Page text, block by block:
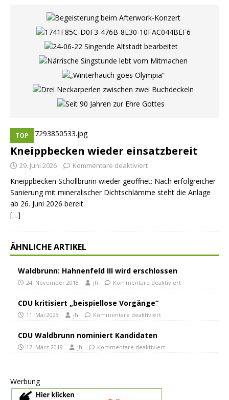
TOP
Kneippbecken wieder einsatzbereit
29. Juni 2026 Kommentare deaktiviert
Kneippbecken Schollbrunn wieder geöffnet: Nach erfolgreicher
Sanierung mit mineralischer Dichtschlämme steht die Anlage
ab 26. Juni 2026 bereit.
[…]
ÄHNLICHE ARTIKEL
Waldbrunn: Hahnenfeld III wird erschlossen
24. November 2018 jh Kommentare deaktiviert
CDU kritisiert „beispiellose Vorgänge“
11. Mai 2023 jh Kommentare deaktiviert
CDU Waldbrunn nominiert Kandidaten
17. März 2019 jh Kommentare deaktiviert
Werbung